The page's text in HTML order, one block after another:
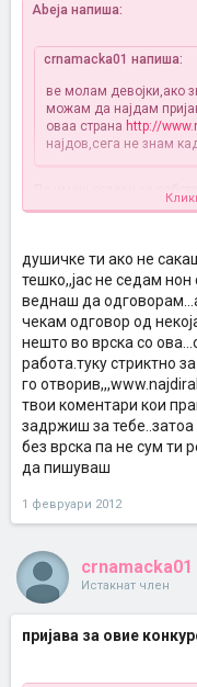
Abeja напиша:
crnamacka01 напиша:
ве молам девојки,ако
можам да најдам
оваа страна http://
најдов,сега не знам
Па имаш огласи за
отворила тема без врска
душичке ти ако не
тешко,,јас не седам
веднаш да
чекам одговор од
нешто во врска со
работа.туку стриктно
го
твои коментари кои
задржиш за
без врска па не сум ти
да пишуваш
1 февруари 2012
crnamacka01
Истакнат член
пријава за овие